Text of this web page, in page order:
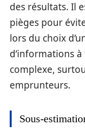
des résultats. Il
pièges pour
lors du choix
d’informations
complexe,
emprunteurs.
Sous-